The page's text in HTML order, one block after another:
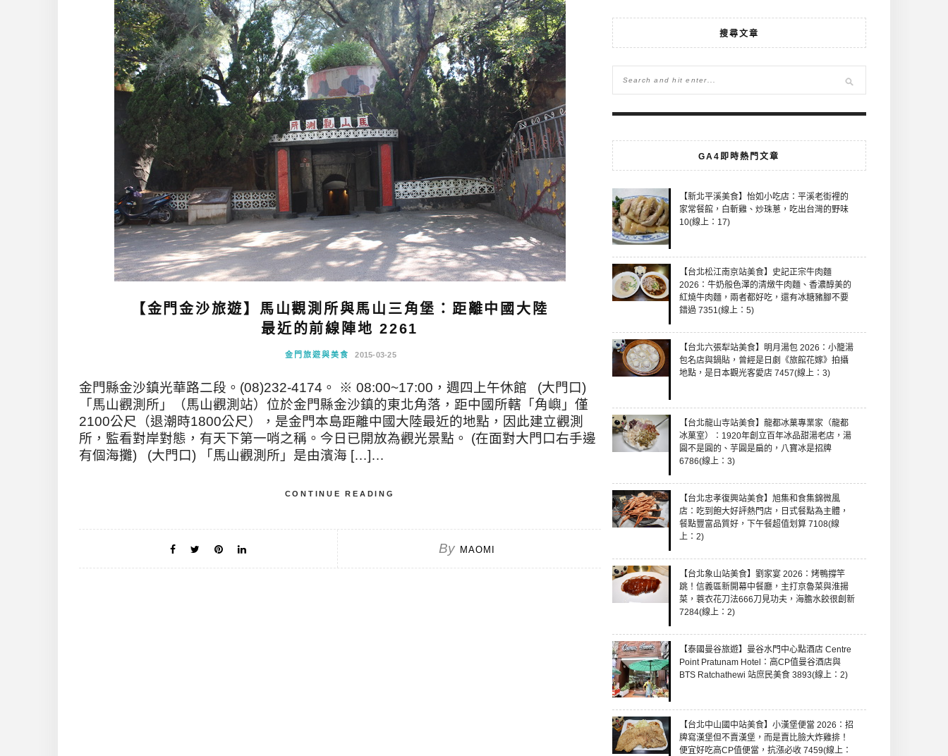
【金門金沙旅遊】馬山觀測所與馬山三角堡：距離中國大陸
最近的前線陣地 2261
金門旅遊與美食 2015-03-25
金門縣金沙鎮光華路二段。(08)232-4174。 ※ 08:00~17:00，週四上午休館 (大門口)
「馬山觀測所」（馬山觀測站）位於金門縣金沙鎮的東北角落，距中國所轄「角嶼」僅
2100公尺（退潮時1800公尺），是金門本島距離中國大陸最近的地點，因此建立觀測
所，監看對岸對態，有天下第一哨之稱。今日已開放為觀光景點。 (在面對大門口右手邊
有個海攤) (大門口) 「馬山觀測所」是由濱海 […]…
CONTINUE READING
By MAOMI
搜尋文章
GA4即時熱門文章
【新北平溪美食】怡如小吃店：平溪老街裡的
家常餐館，白斬雞、炒珠蔥，吃出台灣的野味
10(線上：17)
【台北松江南京站美食】史記正宗牛肉麵
2026：牛奶般色澤的清燉牛肉麵、香濃醇美的
紅燒牛肉麵，兩者都好吃，還有冰糖豬腳不要
錯過 7351(線上：5)
【台北六張犁站美食】明月湯包 2026：小籠湯
包名店與鍋貼，曾經是日劇《旅館花嫁》拍攝
地點，是日本觀光客愛店 7457(線上：3)
【台北龍山寺站美食】龍都冰菓專業家（龍都
冰菓室）：1920年創立百年冰品甜湯老店，湯
圓不是圓的、芋圓是扁的，八寶冰是招牌
6786(線上：3)
【台北忠孝復興站美食】旭集和食集錦微風
店：吃到飽大好評熱門店，日式餐點為主體，
餐點豐富品質好，下午餐超值划算 7108(線
上：2)
【台北象山站美食】劉家宴 2026：烤鴨撐竿
跳！信義區新開幕中餐廳，主打京魯菜與淮揚
菜，蓑衣花刀法666刀見功夫，海膽水餃很創新
7284(線上：2)
【泰國曼谷旅遊】曼谷水門中心點酒店 Centre
Point Pratunam Hotel：高CP值曼谷酒店與
BTS Ratchathewi 站庶民美食 3893(線上：2)
【台北中山國中站美食】小漢堡便當 2026：招
牌寫漢堡但不賣漢堡，而是賣比臉大炸雞排！
便宜好吃高CP值便當，抗漲必收 7459(線上：